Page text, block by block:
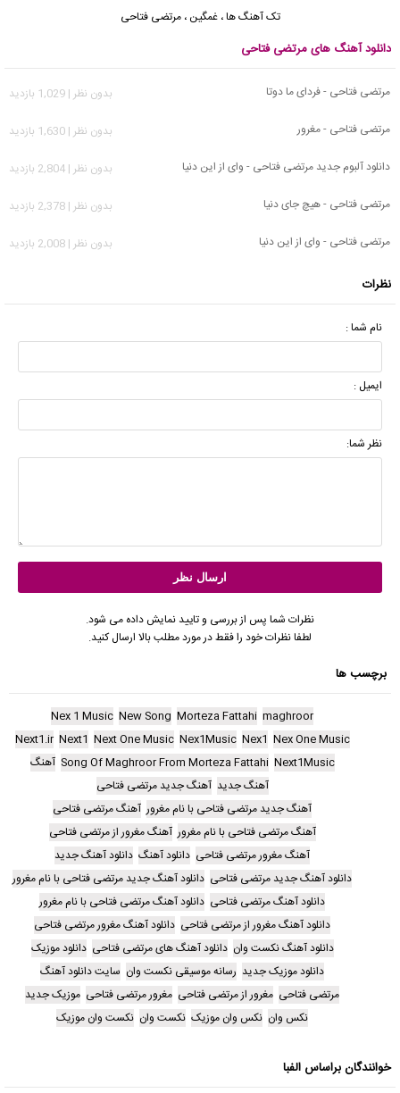
تک آهنگ ها،غمگین ،مرتضی فتاحی
دانلود آهنگ های مرتضی فتاحی
مرتضی فتاحی - فردای ما دوتا
بدون نظر | 1,029 بازدید
مرتضی فتاحی - مغرور
بدون نظر | 1,630 بازدید
دانلود آلبوم جدید مرتضی فتاحی - وای از این دنیا
بدون نظر | 2,804 بازدید
مرتضی فتاحی - هیچ جای دنیا
بدون نظر | 2,378 بازدید
مرتضی فتاحی - وای از این دنیا
بدون نظر | 2,008 بازدید
نظرات
نام شما :
ایمیل :
نظر شما:
نظرات شما پس از بررسی و تایید نمایش داده می شود.
لطفا نظرات خود را فقط در مورد مطلب بالا ارسال کنید.
برچسب ها
maghroor
Morteza Fattahi
New Song
Nex 1 Music
Nex One Music
Nex1
Nex1Music
Next One Music
Next1
Next1.ir
Next1Music
Song Of Maghroor From Morteza Fattahi آهنگ
آهنگ جدید آهنگ جدید مرتضی فتاحی
آهنگ جدید مرتضی فتاحی با نام مغرور آهنگ مرتضی فتاحی
آهنگ مرتضی فتاحی با نام مغرور آهنگ مغرور از مرتضی فتاحی
آهنگ مغرور مرتضی فتاحی دانلود آهنگ دانلود آهنگ جدید
دانلود آهنگ جدید مرتضی فتاحی دانلود آهنگ جدید مرتضی فتاحی با نام مغرور
دانلود آهنگ مرتضی فتاحی دانلود آهنگ مرتضی فتاحی با نام مغرور
دانلود آهنگ مغرور از مرتضی فتاحی دانلود آهنگ مغرور مرتضی فتاحی
دانلود آهنگ نکست وان دانلود آهنگ های مرتضی فتاحی دانلود موزیک
دانلود موزیک جدید رسانه موسیقی نکست وان سایت دانلود آهنگ
مرتضی فتاحی مغرور از مرتضی فتاحی مغرور مرتضی فتاحی موزیک جدید
نکس وان نکس وان موزیک نکست وان نکست وان موزیک
خوانندگان براساس الفبا